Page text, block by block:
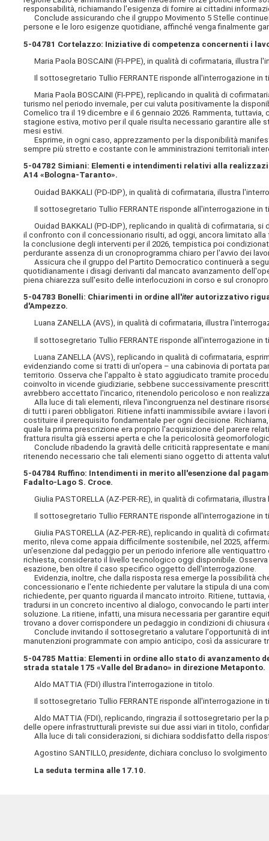
responsabilità, richiamando l'esigenza di fornire ai cittadini
Conclude assicurando che il gruppo Movimento 5 Stelle
persone e le loro esigenze quotidiane, affinché venga finalmente
5-04781 Cortelazzo: Iniziative di competenza concernenti i
Maria Paola BOSCAINI (FI-PPE), in qualità di cofirmataria, illustra
Il sottosegretario Tullio FERRANTE risponde all'interrogazione in
Maria Paola BOSCAINI (FI-PPE), replicando in qualità di
turismo nel periodo invernale, per cui valuta positivamente la
Comelico tra il 19 dicembre e il 6 gennaio 2026. Rammenta,
stagione estiva, motivo per il quale risulta necessario garantire
mesi estivi.
Esprime, in ogni caso, apprezzamento per la disponibilità
sempre più stretto e costante con le amministrazioni territoriali
5-04782 Simiani: Elementi e intendimenti relativi alla
A14 «Bologna-Taranto».
Ouidad BAKKALI (PD-IDP), in qualità di cofirmataria, illustra
Il sottosegretario Tullio FERRANTE risponde all'interrogazione in
Ouidad BAKKALI (PD-IDP), replicando in qualità di cofirmataria,
il confronto con il concessionario risulti, ad oggi, ancora limitato
la conclusione degli interventi per il 2026, tempistica poi
perdurante assenza di un cronoprogramma chiaro per l'avvio dei
Assicura che il gruppo del Partito Democratico continuerà a
quotidianamente i disagi derivanti dal mancato avanzamento
piena chiarezza sull'esito delle interlocuzioni in corso e sul
5-04783 Bonelli: Chiarimenti in ordine all'iter autorizzativo
d'Ampezzo.
Luana ZANELLA (AVS), in qualità di cofirmataria, illustra
Il sottosegretario Tullio FERRANTE risponde all'interrogazione in
Luana ZANELLA (AVS), replicando in qualità di cofirmataria,
evidenziando come si tratti di un'opera – una cabinovia di portata
territorio. Osserva che l'appalto è stato aggiudicato tramite
coinvolto in vicende giudiziarie, sebbene successivamente
avrebbero accettato l'incarico, ritenendolo pericoloso e non
Alla luce di tali elementi, rileva l'incongruenza nel destinare
di tutti i pareri obbligatori. Ritiene infatti inammissibile avviare i
costituire il prerequisito fondamentale per ogni decisione.
quale la prima prescrizione era proprio l'acquisizione del parere
frattura risulta già essersi aperta e che la pericolosità
Conclude ribadendo la gravità delle criticità rappresentate e
ritenendo necessario che tali elementi siano oggetto di attenta
5-04784 Ruffino: Intendimenti in merito all'esenzione dal
Fadalto-Lago S. Croce.
Giulia PASTORELLA (AZ-PER-RE), in qualità di cofirmataria,
Il sottosegretario Tullio FERRANTE risponde all'interrogazione in
Giulia PASTORELLA (AZ-PER-RE), replicando in qualità di
merito, rileva come appaia difficilmente sostenibile, nel 2025,
un'esenzione dal pedaggio per un periodo inferiore alle
richiesta, considerato il livello tecnologico oggi disponibile.
esazione, ben oltre il caso specifico oggetto dell'interrogazione.
Evidenzia, inoltre, che dalla risposta resa emerge la possibilità
concessionario e l'ente richiedente per valutare la stipula di una
richiedente, per quanto riguarda il mancato introito. Ritiene,
tradursi in un concreto incentivo al dialogo, convocando le parti
soluzione. La ritiene, infatti, una misura necessaria per garantire
trovano a dover corrispondere un pedaggio in condizioni di
Conclude invitando il sottosegretario a valutare l'opportunità di
manutenzioni programmate con ampio anticipo, così da
5-04785 Mattia: Elementi in ordine allo stato di avanzamento
strada statale 175 «Valle del Bradano» in direzione Metaponto.
Aldo MATTIA (FDI) illustra l'interrogazione in titolo.
Il sottosegretario Tullio FERRANTE risponde all'interrogazione in
Aldo MATTIA (FDI), replicando, ringrazia il sottosegretario per
delle opere infrastrutturali previste sui due assi viari in titolo,
Alla luce di tali considerazioni, si dichiara soddisfatto della
Agostino SANTILLO,presidente, dichiara concluso lo
La seduta termina alle 17.10.